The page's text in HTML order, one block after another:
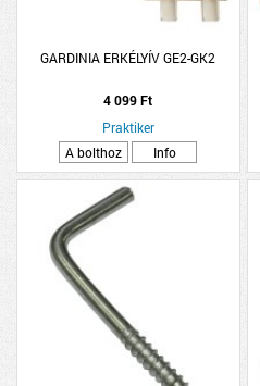
GARDINIA ERKÉLYÍV GE2-GK2
4 099 Ft
Praktiker
A bolthoz
Info